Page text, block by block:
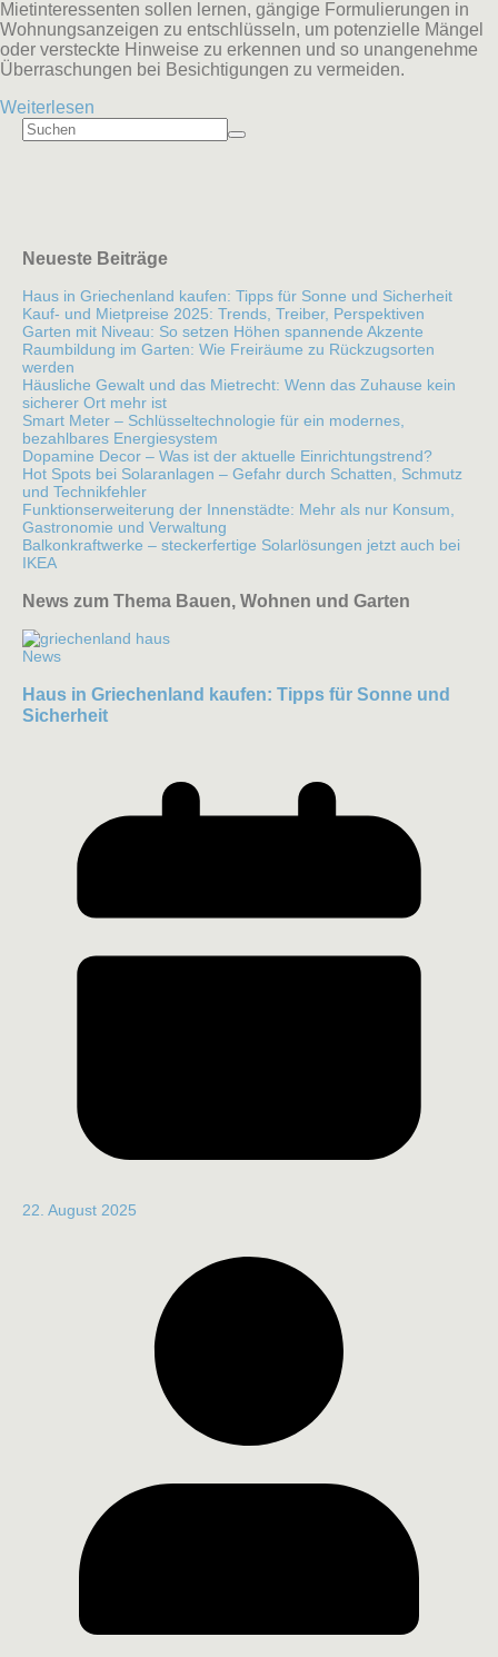
Mietinteressenten sollen lernen, gängige Formulierungen in
Wohnungsanzeigen zu entschlüsseln, um potenzielle Mängel
oder versteckte Hinweise zu erkennen und so unangenehme
Überraschungen bei Besichtigungen zu vermeiden.
Weiterlesen
Neueste Beiträge
Haus in Griechenland kaufen: Tipps für Sonne und Sicherheit
Kauf- und Mietpreise 2025: Trends, Treiber, Perspektiven
Garten mit Niveau: So setzen Höhen spannende Akzente
Raumbildung im Garten: Wie Freiräume zu Rückzugsorten
werden
Häusliche Gewalt und das Mietrecht: Wenn das Zuhause kein
sicherer Ort mehr ist
Smart Meter – Schlüsseltechnologie für ein modernes,
bezahlbares Energiesystem
Dopamine Decor – Was ist der aktuelle Einrichtungstrend?
Hot Spots bei Solaranlagen – Gefahr durch Schatten, Schmutz
und Technikfehler
Funktionserweiterung der Innenstädte: Mehr als nur Konsum,
Gastronomie und Verwaltung
Balkonkraftwerke – steckerfertige Solarlösungen jetzt auch bei
IKEA
News zum Thema Bauen, Wohnen und Garten
News
Haus in Griechenland kaufen: Tipps für Sonne und
Sicherheit
22. August 2025